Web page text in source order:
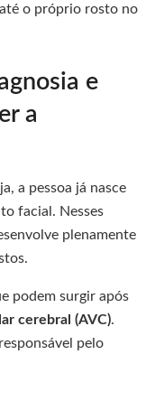
o próprio rosto no
e
a
a pessoa já nasce
facial. Nesses
plenamente
podem surgir após
cerebral (AVC).
pelo